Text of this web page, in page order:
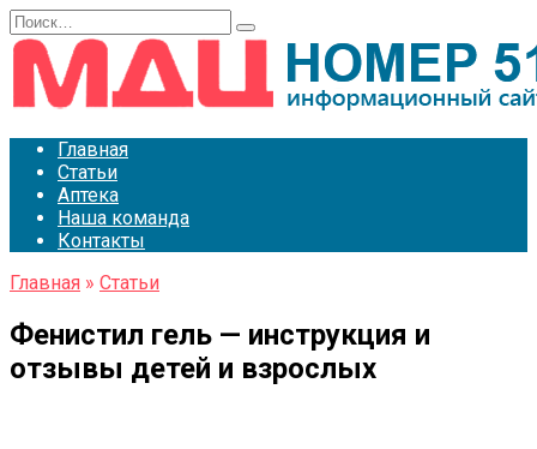
Перейти
к
содержанию
Search
for:
Главная
Статьи
Аптека
Наша команда
Контакты
Главная » Статьи
Фенистил гель — инструкция и
отзывы детей и взрослых